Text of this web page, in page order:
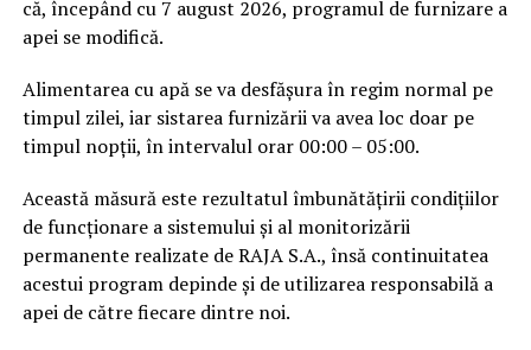
că, începând cu 7 august 2026, programul de furnizare a
apei se modifică.
Alimentarea cu apă se va desfășura în regim normal pe
timpul zilei, iar sistarea furnizării va avea loc doar pe
timpul nopții, în intervalul orar 00:00 – 05:00.
Această măsură este rezultatul îmbunătățirii condițiilor
de funcționare a sistemului și al monitorizării
permanente realizate de RAJA S.A., însă continuitatea
acestui program depinde și de utilizarea responsabilă a
apei de către fiecare dintre noi.